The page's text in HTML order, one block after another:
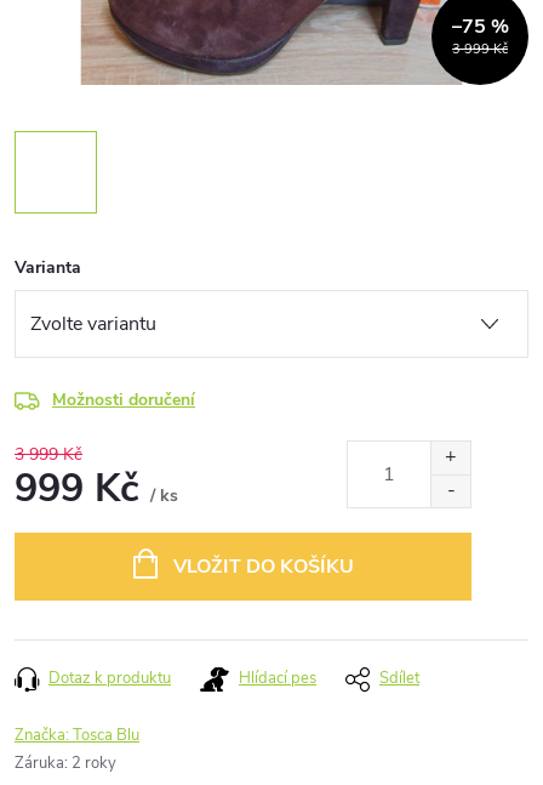
3 999 Kč
–75 %
Varianta
Možnosti doručení
3 999 Kč
999 Kč / ks
VLOŽIT DO KOŠÍKU
Dotaz k produktu Hlídací pes Sdílet
Značka:Tosca Blu
Záruka: 2 roky